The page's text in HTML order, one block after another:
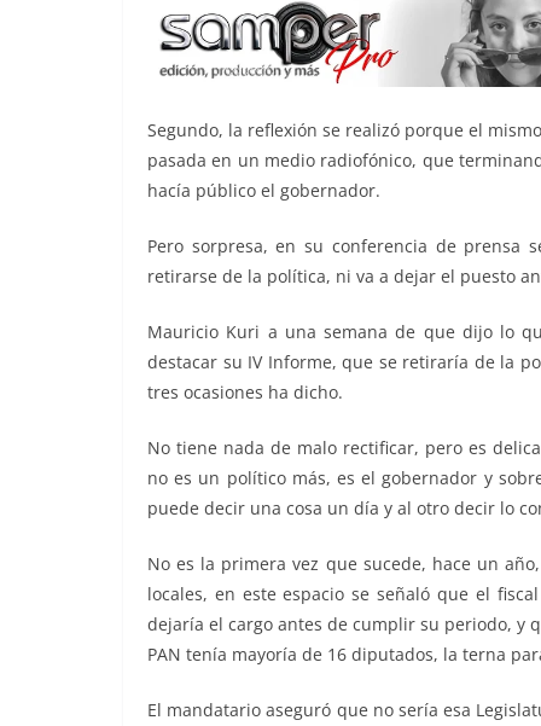
Segundo, la reflexión se realizó porque el
pasada en un medio radiofónico, que
hacía público el gobernador.
Pero sorpresa, en su conferencia de prensa
retirarse de la política, ni va a dejar el puesto
Mauricio Kuri a una semana de que dijo lo
destacar su IV Informe, que se retiraría de la
tres ocasiones ha dicho.
No tiene nada de malo rectificar, pero es
no es un político más, es el gobernador y
puede decir una cosa un día y al otro decir lo
No es la primera vez que sucede, hace un
locales, en este espacio se señaló que el
dejaría el cargo antes de cumplir su periodo, y
PAN tenía mayoría de 16 diputados, la terna
El mandatario aseguró que no sería esa